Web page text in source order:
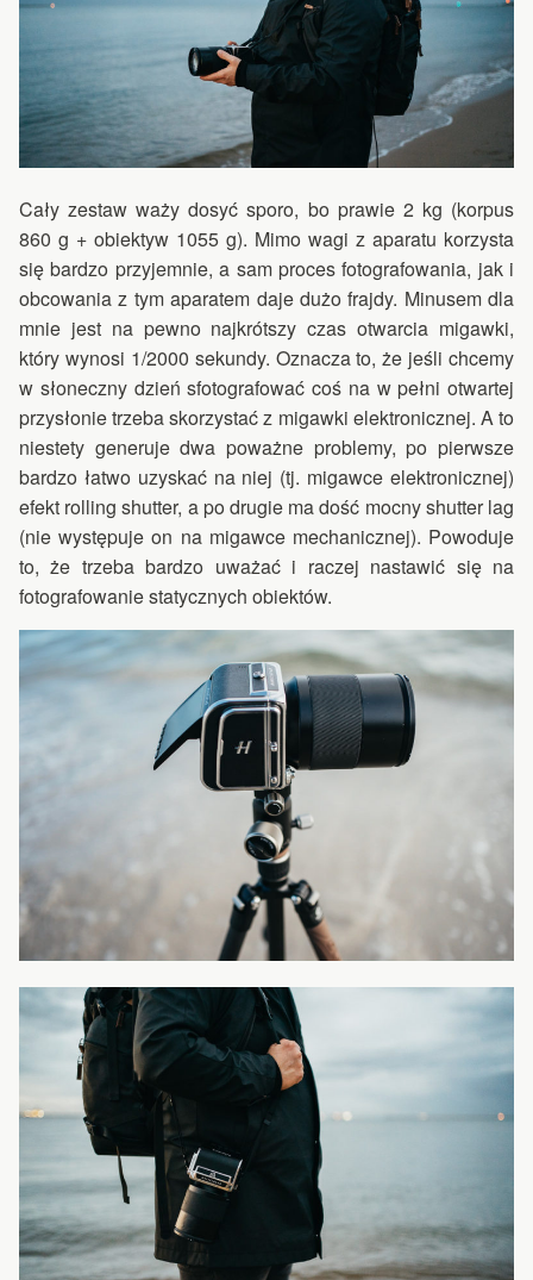
Cały zestaw waży dosyć sporo, bo prawie 2 kg (korpus
860 g + obiektyw 1055 g). Mimo wagi z aparatu korzysta
się bardzo przyjemnie, a sam proces fotografowania, jak i
obcowania z tym aparatem daje dużo frajdy. Minusem dla
mnie jest na pewno najkrótszy czas otwarcia migawki,
który wynosi 1/2000 sekundy. Oznacza to, że jeśli chcemy
w słoneczny dzień sfotografować coś na w pełni otwartej
przysłonie trzeba skorzystać z migawki elektronicznej. A to
niestety generuje dwa poważne problemy, po pierwsze
bardzo łatwo uzyskać na niej (tj. migawce elektronicznej)
efekt rolling shutter, a po drugie ma dość mocny shutter lag
(nie występuje on na migawce mechanicznej). Powoduje
to, że trzeba bardzo uważać i raczej nastawić się na
fotografowanie statycznych obiektów.